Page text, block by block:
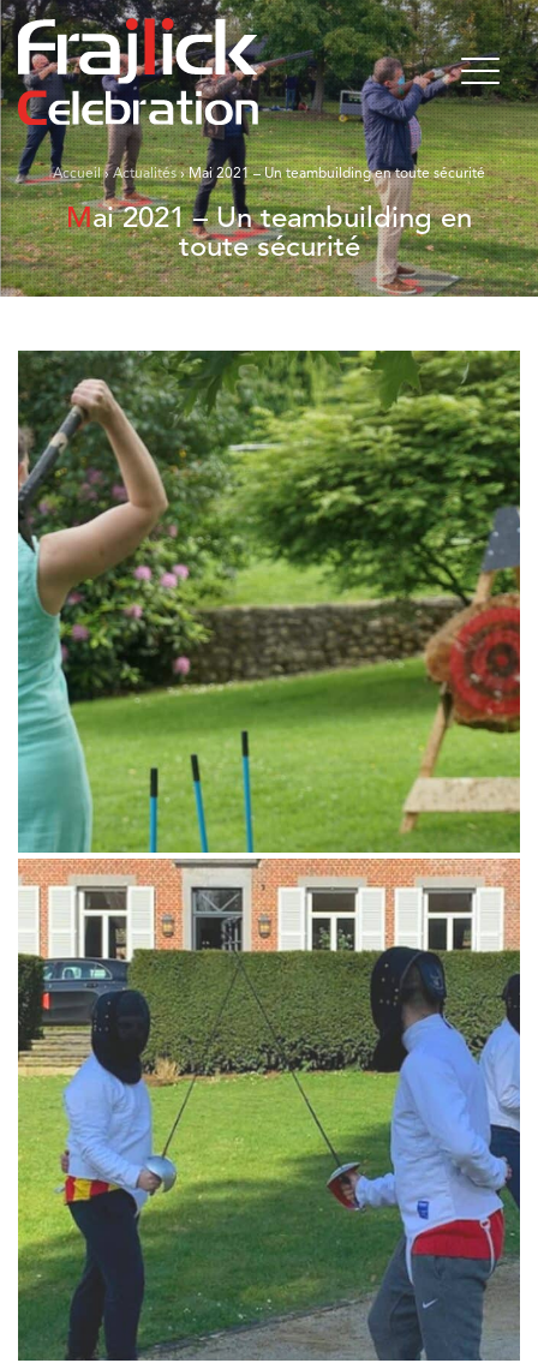
Accueil›Actualités›Mai 2021 – Un teambuilding en toute sécurité
Mai 2021 – Un teambuilding en
toute sécurité